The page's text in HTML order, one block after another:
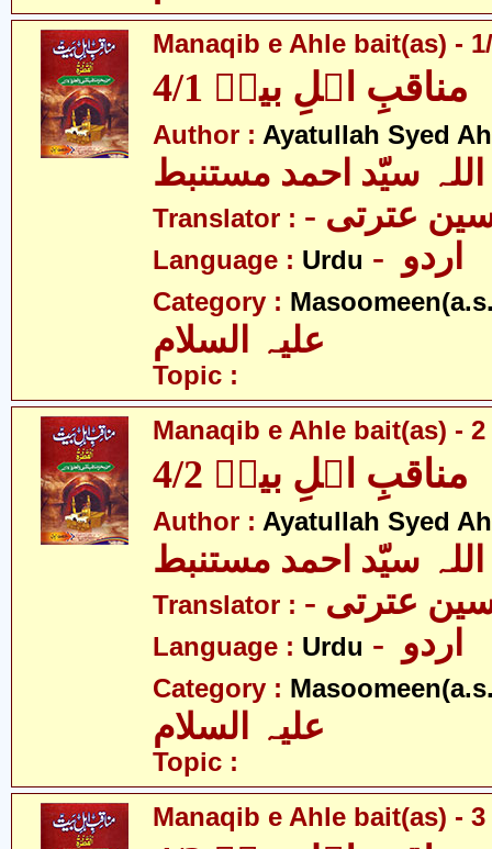
Manaqib e Ahle bait(as) -
مناقبِ اہلِ بیتؑ 4/1
Author : Ayatullah Syed
سیّد احمد مستنبط
Translator : عترتی
Language : Urdu
Category :
Topic :
Manaqib e Ahle bait(as) -
مناقبِ اہلِ بیتؑ 4/2
Author : Ayatullah Syed
سیّد احمد مستنبط
Translator : عترتی
Language : Urdu
Category :
Topic :
Manaqib e Ahle bait(as) -